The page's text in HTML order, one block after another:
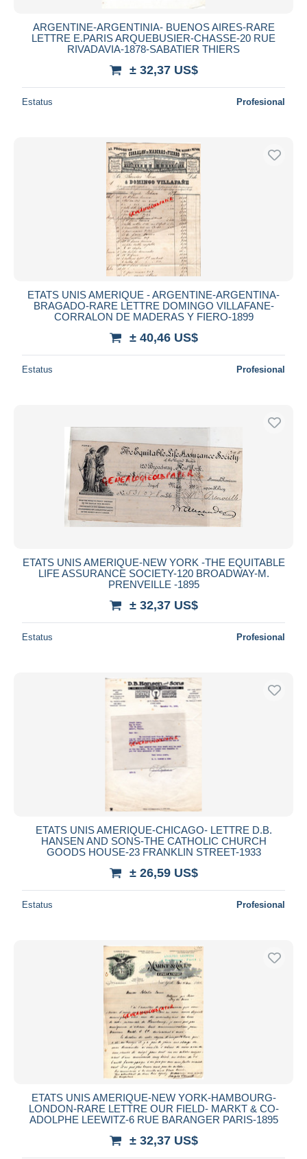
ARGENTINE-ARGENTINIA- BUENOS AIRES-RARE
LETTRE E.PARIS ARQUEBUSIER-CHASSE-20 RUE
RIVADAVIA-1878-SABATIER THIERS
± 32,37 US$
Estatus Profesional
ETATS UNIS AMERIQUE - ARGENTINE-ARGENTINA-
BRAGADO-RARE LETTRE DOMINGO VILLAFANE-
CORRALON DE MADERAS Y FIERO-1899
± 40,46 US$
Estatus Profesional
ETATS UNIS AMERIQUE-NEW YORK -THE EQUITABLE
LIFE ASSURANCE SOCIETY-120 BROADWAY-M.
PRENVEILLE -1895
± 32,37 US$
Estatus Profesional
ETATS UNIS AMERIQUE-CHICAGO- LETTRE D.B.
HANSEN AND SONS-THE CATHOLIC CHURCH
GOODS HOUSE-23 FRANKLIN STREET-1933
± 26,59 US$
Estatus Profesional
ETATS UNIS AMERIQUE-NEW YORK-HAMBOURG-
LONDON-RARE LETTRE OUR FIELD- MARKT & CO-
ADOLPHE LEEWITZ-6 RUE BARANGER PARIS-1895
± 32,37 US$